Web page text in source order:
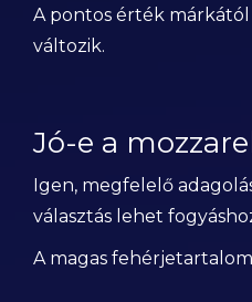
A pontos érték
változik.
Jó-e a
Igen, megfelelő
választás lehet
A magas